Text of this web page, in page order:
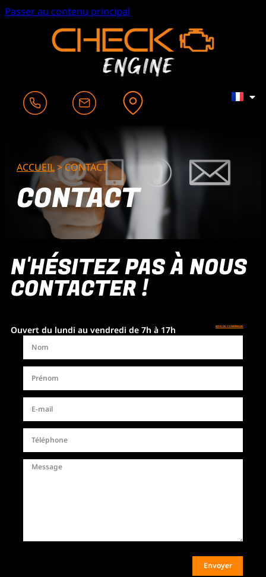
Passer au contenu principal
ACCUEIL>CONTACT
CONTACT
N'HÉSITEZ PAS À NOUS
CONTACTER !
Ouvert du lundi au vendredi de 7h à 17h BON DE COMMANDE
Envoyer